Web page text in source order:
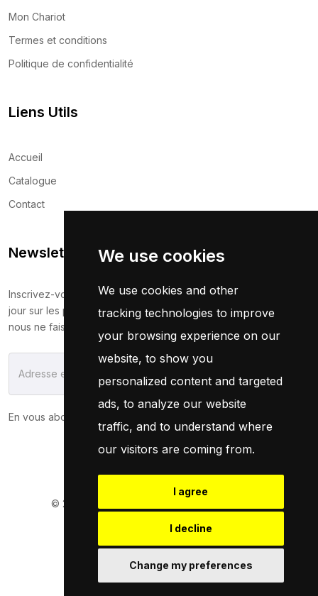
We use cookies
We use cookies and other
tracking technologies to improve
your browsing experience on our
website, to show you
personalized content and targeted
ads, to analyze our website
traffic, and to understand where
our visitors are coming from.
I agree
I decline
Change my preferences
Mon Chariot
Termes et conditions
Politique de confidentialité
Liens Utils
Accueil
Catalogue
Contact
Newsletter
Inscrivez-vous maintenant pour recevoir les dernières mises à
jour sur les promotions et les coupons. Ne vous inquiétez pas,
nous ne faisons pas de spam !
S'Abonner
En vous abonnant, vous acceptez notre
© 2026
Naro Dev